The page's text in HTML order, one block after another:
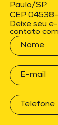
Paulo/SP
CEP 04538-
Deixe seu
contato